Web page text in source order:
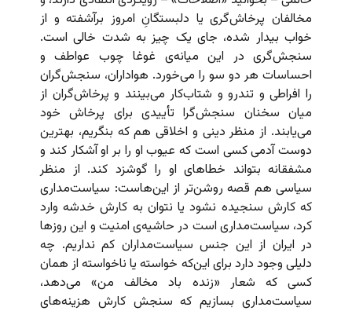
مخالفان پرخاش‌گری یا دلبستگانِ امروز برآشفته و از
خواب بیدار شده، جای یک چیز به شدت خالی است.
سنجش‌گری در این میانه‌ی غوغا چوب عواطف و
احساسات هر دو سو را می‌خورد. هواداران، سنجش‌گران
را افراطی و تندرو و شتاب‌کار می‌بینند و پرخاش‌گران از
میان سخنان سنجش‌گرا تأییدی برای پرخاش خود
می‌یابند. از منظر دینی و اخلاقی هم که بنگریم، بهترین
دوست آدمی کسی است که عیوب او را بر او آشکار کند و
مشفقانه بتواند خطاهای او را گوشزد کند. از منظر
سیاسی هم قصه روشن‌تر از این‌هاست: سیاست‌مداری
که کارش سنجیده نشود یا نتوان به کارش خدشه وارد
کرد، سیاست‌مداری است در حاشیه‌ی امنیت و این روزها
در ایران از این جنس سیاست‌مداران کم نداریم. چه
دلیلی وجود دارد برای این‌که خواسته یا ناخواسته از همان
کسی که شعار «زنده باد مخالف من» می‌دهد،
سیاست‌مداری بسازیم که سنجش کارش هزینه‌های